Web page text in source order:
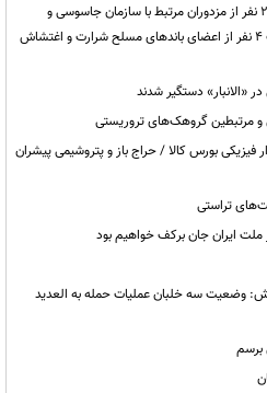
وزارت اطلاعات: شناسایی و دستگیری ۲۱ نفر از مزدوران مرتبط با سازمان جاسوسی و
تروریستی رژیم صهیونیستی و بازداشت ۴ نفر از اعضای باندهای مسلح شرارت و اغتشاش
«الانبار» دستگیر شدند
کالا در بازار فیزیکی بورس کالا / حراج باز و پتروشیمی پیشران
ملت ایران جان برکف خواهیم بود
وضعیت سه خلبان عملیات حمله به العدید
برسم